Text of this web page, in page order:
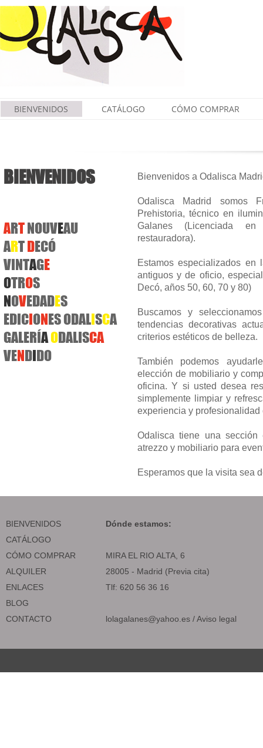
BIENVENIDOS CATÁLOGO CÓMO COMPRAR
BIENVENIDOS
ARTNOUVEAU
ARTDECÓ
VINTAGE
OTROS
NOVEDADES
EDICIONESODALISCA
GALERÍAODALISCA
VENDIDO
Bienvenidos a Odalisca
Odalisca Madrid somos
Prehistoria, técnico en
Galanes (Licenciada
restauradora).
Estamos especializados en
antiguos y de oficio,
Decó, años 50, 60, 70 y 80)
Buscamos y
tendencias decorativas
criterios estéticos de belleza.
También podemos
elección de mobiliario y
oficina. Y si usted desea
simplemente limpiar y
experiencia y profesionalidad
Odalisca tiene una
atrezzo y mobiliario para
Esperamos que la visita sea
BIENVENIDOS
CATÁLOGO
CÓMO COMPRAR
ALQUILER
ENLACES
BLOG
CONTACTO
Dónde estamos:
MIRA EL RIO ALTA, 6
28005 - Madrid (Previa cita)
Tlf: 620 56 36 16
lolagalanes@yahoo.es /Aviso legal